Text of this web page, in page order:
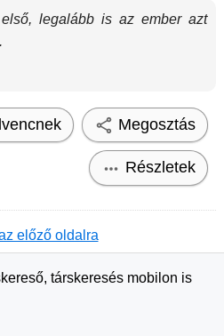
legalább is az ember azt
Megosztás
Részletek
előző oldalra
társkeresés mobilon is